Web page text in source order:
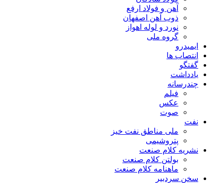
آهن و فولاد ارفع
ذوب آهن اصفهان
نورد و لوله اهواز
گروه ملی
ایمیدرو
انتصاب ها
گفتگو
یادداشت
چندرسانه
فیلم
عکس
صوت
نفت
ملی مناطق نفت خیز
پتروشیمی
نشریه کلام صنعت
بولتن کلام صنعت
ماهنامه کلام صنعت
سخن سردبیر